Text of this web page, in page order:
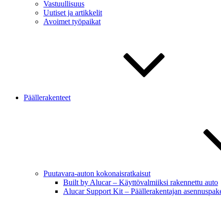
Vastuullisuus
Uutiset ja artikkelit
Avoimet työpaikat
Päällerakenteet
Puutavara-auton kokonaisratkaisut
Built by Alucar – Käyttövalmiiksi rakennettu auto
Alucar Support Kit – Päällerakentajan